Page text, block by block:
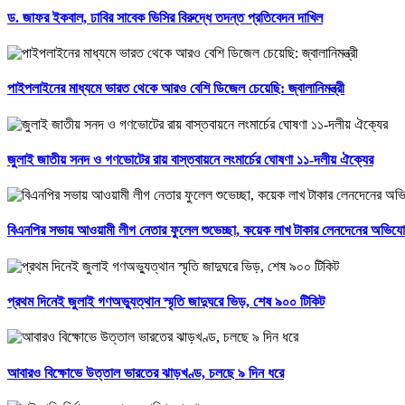
ড. জাফর ইকবাল, ঢাবির সাবেক ভিসির বিরুদ্ধে তদন্ত প্রতিবেদন দাখিল
পাইপলাইনের মাধ্যমে ভারত থেকে আরও বেশি ডিজেল চেয়েছি: জ্বালানিমন্ত্রী
জুলাই জাতীয় সনদ ও গণভোটের রায় বাস্তবায়নে লংমার্চের ঘোষণা ১১-দলীয় ঐক্যের
বিএনপির সভায় আওয়ামী লীগ নেতার ফুলেল শুভেচ্ছা, কয়েক লাখ টাকার লেনদেনের
প্রথম দিনেই জুলাই গণঅভ্যুত্থান স্মৃতি জাদুঘরে ভিড়, শেষ ৯০০ টিকিট
আবারও বিক্ষোভে উত্তাল ভারতের ঝাড়খণ্ড, চলছে ৯ দিন ধরে